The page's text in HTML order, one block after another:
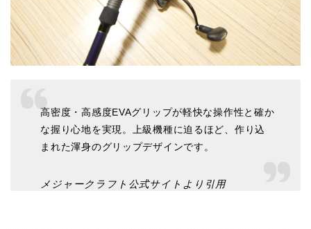
高密度・高感度EVAグリップが軽快な操作性と確か
な握り心地を実現。上級機種に迫るほど、作り込
まれた渾身のグリップデザインです。
メジャークラフト公式サイトより引用